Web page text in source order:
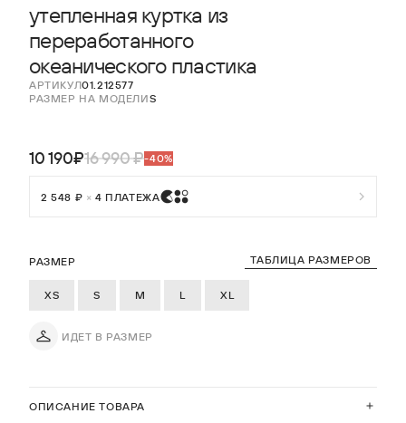
утепленная куртка из
переработанного
океанического пластика
АРТИКУЛ01.212577
РАЗМЕР НА МОДЕЛИS
ОПИСАНИЕ ТОВАРА
РАЗМЕР ТАБЛИЦА РАЗМЕРОВ
XS S M L XL
ИДЕТ В РАЗМЕР
10 190₽16 990 ₽-40%
2 548 ₽ × 4 ПЛАТЕЖА